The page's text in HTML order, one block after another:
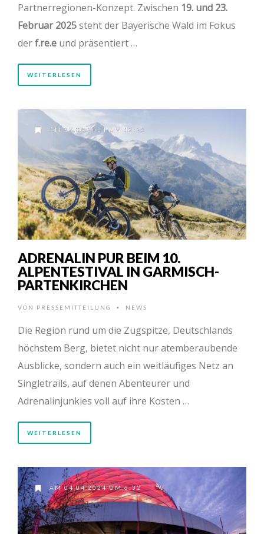
Partnerregionen-Konzept. Zwischen 19. und 23.
Februar 2025steht der Bayerische Wald im Fokus
derf.re.e und präsentiert …
WEITERLESEN
AM 27.06.2024 UM 12:26
ADRENALIN PUR BEIM 10.
ALPENTESTIVAL IN GARMISCH-
PARTENKIRCHEN
VON PRESSEMITTEILUNG • NEWS
Die Region rund um die Zugspitze, Deutschlands
höchstem Berg, bietet nicht nur atemberaubende
Ausblicke, sondern auch ein weitläufiges Netz an
Singletrails, auf denen Abenteurer und
Adrenalinjunkies voll auf ihre Kosten …
WEITERLESEN
AM 04.04.2024 UM 6:32